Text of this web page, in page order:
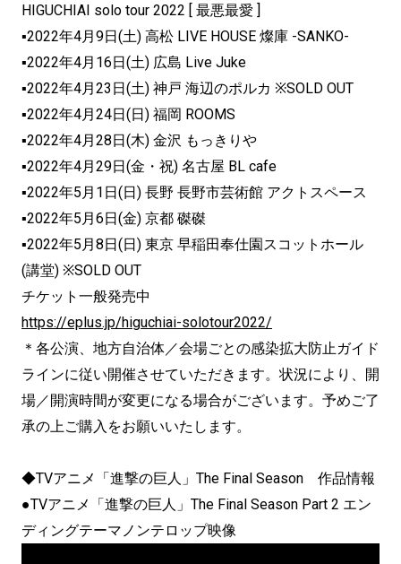
HIGUCHIAI solo tour 2022 [ 最悪最愛 ]
▪2022年4月9日(土) 高松 LIVE HOUSE 燦庫 -SANKO-
▪2022年4月16日(土) 広島 Live Juke
▪2022年4月23日(土) 神戸 海辺のポルカ ※SOLD OUT
▪2022年4月24日(日) 福岡 ROOMS
▪2022年4月28日(木) 金沢 もっきりや
▪2022年4月29日(金・祝) 名古屋 BL cafe
▪2022年5月1日(日) 長野 長野市芸術館 アクトスペース
▪2022年5月6日(金) 京都 磔磔
▪2022年5月8日(日) 東京 早稲田奉仕園スコットホール
(講堂) ※SOLD OUT
チケット一般発売中
https://eplus.jp/higuchiai-solotour2022/
＊各公演、地方自治体／会場ごとの感染拡大防止ガイド
ラインに従い開催させていただきま す。状況により、開
場／開演時間が変更になる場合がございます。 予めご了
承の上ご購入をお願いいたします。
◆TVアニメ「進撃の巨人」The Final Season 作品情報
●TVアニメ「進撃の巨人」The Final Season Part 2 エン
ディングテーマノンテロップ映像